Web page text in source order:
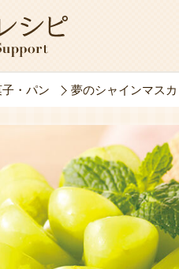
・パン 夢のシャインマス